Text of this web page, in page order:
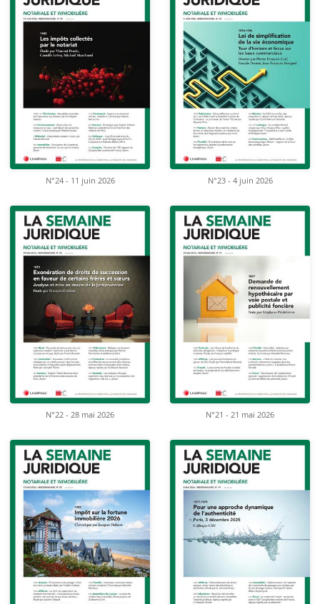
N°24 - 11 juin 2026 N°23 - 4 juin 2026
N°22 - 28 mai 2026 N°21 - 21 mai 2026